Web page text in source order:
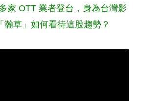
家 OTT 業者登台，身為台灣影
瀚草」如何看待這股趨勢？